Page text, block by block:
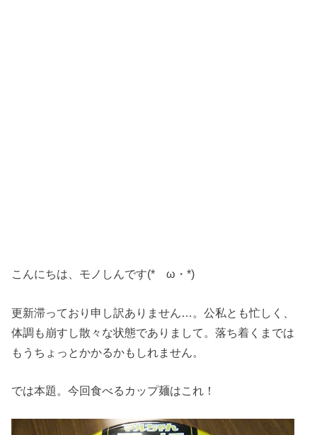
こんにちは、モノしんです(*ゝω・*)
更新滞っており申し訳ありません…。公私とも忙しく、
体調も崩すし散々な状態でありまして。落ち着くまでは
もうちょっとかかるかもしれません。
では本題。今回食べるカップ麺はこれ！